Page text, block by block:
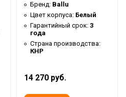
Бренд: Ballu
Цвет корпуса: Белый
Гарантийный срок: 3
года
Страна производства:
КНР
14 270 руб.